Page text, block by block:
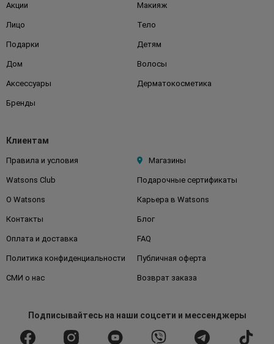
Акции Макияж
Лицо Тело
Подарки Детям
Дом Волосы
Аксессуары Дерматокосметика
Бренды
Клиентам
Правила и условия Магазины
Watsons Club Подарочные сертификаты
О Watsons Карьера в Watsons
Контакты Блог
Оплата и доставка FAQ
Политика конфиденциальности Публичная оферта
СМИ о нас Возврат заказа
Подписывайтесьна наши соцсети и мессенджеры